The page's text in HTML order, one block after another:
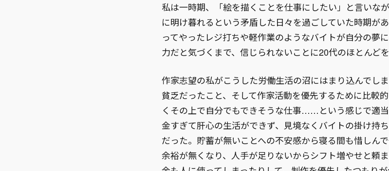
私は一時期、「絵を描くことを仕事にしたい」と言いな
に明け暮れるという矛盾した日々を過ごしていた時期が
ってやったレジ打ちや軽作業のようなバイトが自分の夢
力だと気づくまで、信じられないことに20代のほとんど
作家志望の私がこうした労働生活の沼にはまり込んでし
貧乏だったこと、そして作家活動を優先するために比較
くその上で自分でもできそうな仕事……という感じで適
金すぎて肝心の生活ができず、見境なくバイトの掛け持
だった。貯蓄が無いことへの不安感から寝る間も惜しん
余裕が無くなり、人手が足りないからシフト増やせと頼